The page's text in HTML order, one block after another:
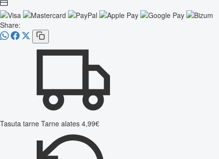
Share:
Tasuta tarne Tarne alates 4,99€